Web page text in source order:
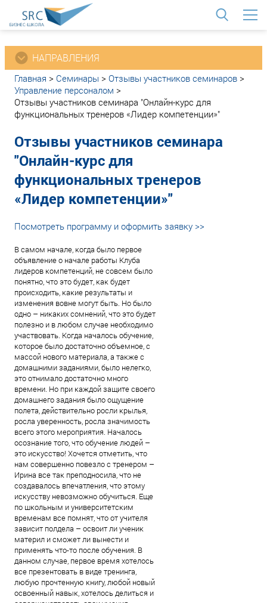
НАПРАВЛЕНИЯ
Главная > Семинары > Отзывы участников семинаров >
Управление персоналом >
Отзывы участников семинара "Онлайн-курс для
функциональных тренеров «Лидер компетенции»"
Отзывы участников семинара
"Онлайн-курс для
функциональных тренеров
«Лидер компетенции»"
Посмотреть программу и оформить заявку >>
В самом начале, когда было первое
объявление о начале работы Клуба
лидеров компетенций, не совсем было
понятно, что это будет, как будет
происходить, какие результаты и
изменения вовне могут быть. Но было
одно – никаких сомнений, что это будет
полезно и в любом случае необходимо
участвовать. Когда началось обучение,
которое было достаточно объемное, с
массой нового материала, а также с
домашними заданиями, было нелегко,
это отнимало достаточно много
времени. Но при каждой защите своего
домашнего задания было ощущение
полета, действительно росли крылья,
росла уверенность, росла значимость
всего этого мероприятия. Началось
осознание того, что обучение людей –
это искусство! Хочется отметить, что
нам совершенно повезло с тренером –
Ирина все так преподносила, что не
создавалось впечатления, что этому
искусству невозможно обучиться. Еще
по школьным и университетским
временам все помнят, что от учителя
зависит полдела – освоит ли ученик
материл и сможет ли вынести и
применять что-то после обучения. В
данном случае, первое время хотелось
все презентовать в виде тренинга,
любую прочтенную книгу, любой новый
освоенный навык, хотелось делиться и